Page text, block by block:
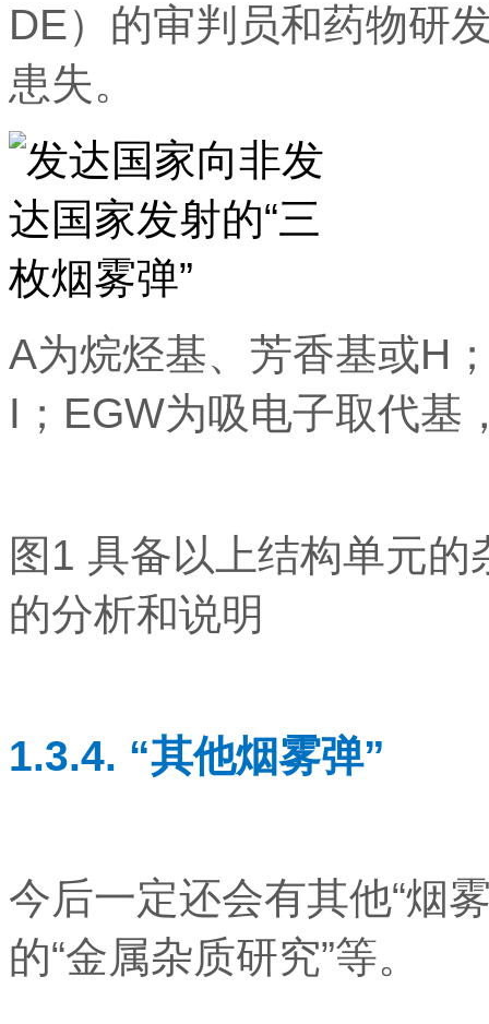
DE）的审判员和药物研
患失。
A为烷烃基、芳香基或H
I；EGW为吸电子取代基
图1 具备以上结构单元
的分析和说明
1.3.4. “其他烟雾弹”
今后一定还会有其他“烟
的“金属杂质研究”等。